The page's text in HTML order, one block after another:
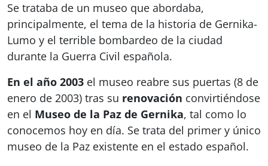
Se trataba de un museo que abordaba,
principalmente, el tema de la historia de Gernika-
Lumo y el terrible bombardeo de la ciudad
durante la Guerra Civil española.
En el año 2003 el museo reabre sus puertas (8 de
enero de 2003) tras su renovación convirtiéndose
en el Museo de la Paz de Gernika, tal como lo
conocemos hoy en día. Se trata del primer y único
museo de la Paz existente en el estado español.